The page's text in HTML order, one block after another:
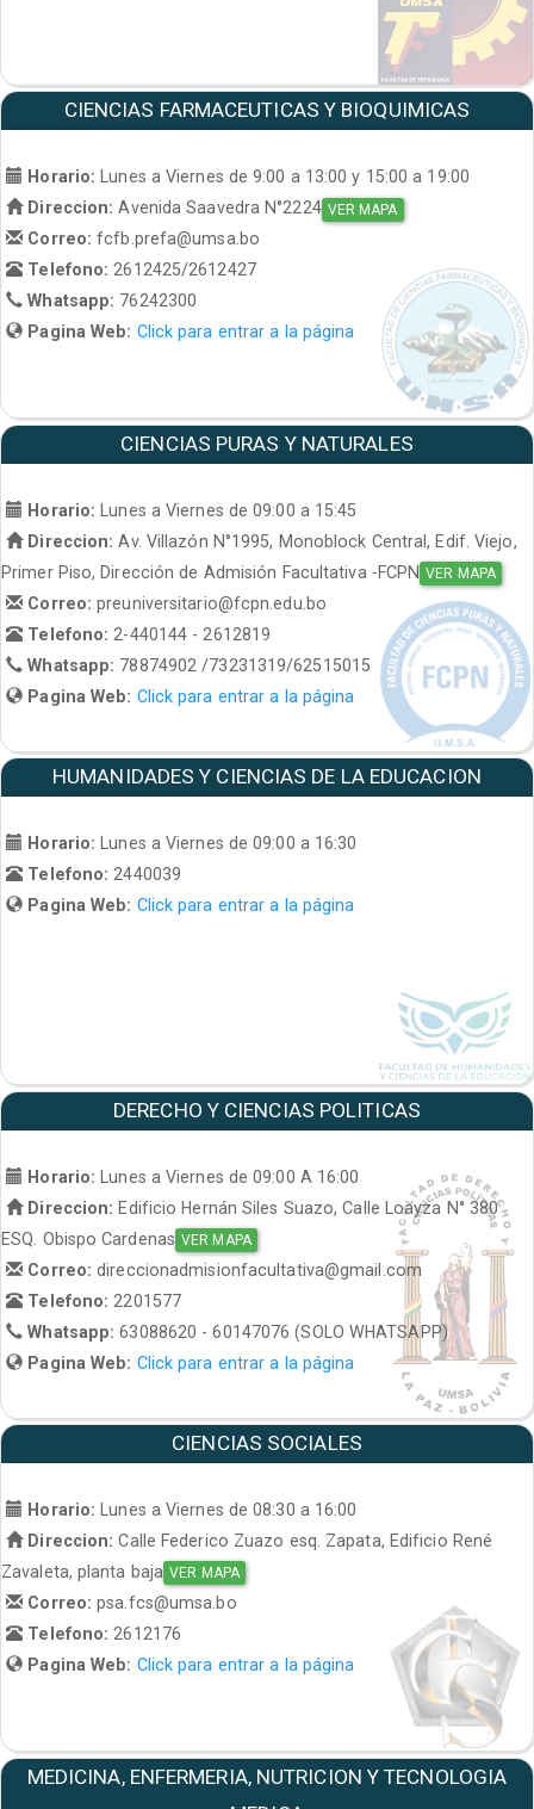
CIENCIAS FARMACEUTICAS Y BIOQUIMICAS
Horario: Lunes a Viernes de 9:00 a 13:00 y 15:00 a 19:00
Direccion: Avenida Saavedra N°2224 VER MAPA
Correo:fcfb.prefa@umsa.bo
Telefono:2612425/2612427
Whatsapp: 76242300
Pagina Web: Click para entrar a la página
CIENCIAS PURAS Y NATURALES
Horario:
Lunes a Viernes de 09:00 a 15:45
Direccion: Av. Villazón N°1995, Monoblock Central, Edif. Viejo,
Primer Piso, Dirección de Admisión Facultativa -FCPN VER MAPA
Correo:preuniversitario@fcpn.edu.bo
Telefono: 2-440144 - 2612819
Whatsapp: 78874902 /73231319/62515015
Pagina Web: Click para entrar a la página
HUMANIDADES Y CIENCIAS DE LA EDUCACION
Horario: Lunes a Viernes de 09:00 a 16:30
Telefono:2440039
Pagina Web: Click para entrar a la página
DERECHO Y CIENCIAS POLITICAS
Horario:
Lunes a Viernes de 09:00 A 16:00
Direccion: Edificio Hernán Siles Suazo, Calle Loayza N° 380
ESQ. Obispo Cardenas VER MAPA
Correo:direccionadmisionfacultativa@gmail.com
Telefono: 2201577
Whatsapp:63088620 - 60147076 (SOLO WHATSAPP)
Pagina Web: Click para entrar a la página
CIENCIAS SOCIALES
Horario:
Lunes a Viernes de 08:30 a 16:00
Direccion: Calle Federico Zuazo esq. Zapata, Edificio René
Zavaleta, planta baja VER MAPA
Correo:psa.fcs@umsa.bo
Telefono: 2612176
Pagina Web: Click para entrar a la página
MEDICINA, ENFERMERIA, NUTRICION Y TECNOLOGIA